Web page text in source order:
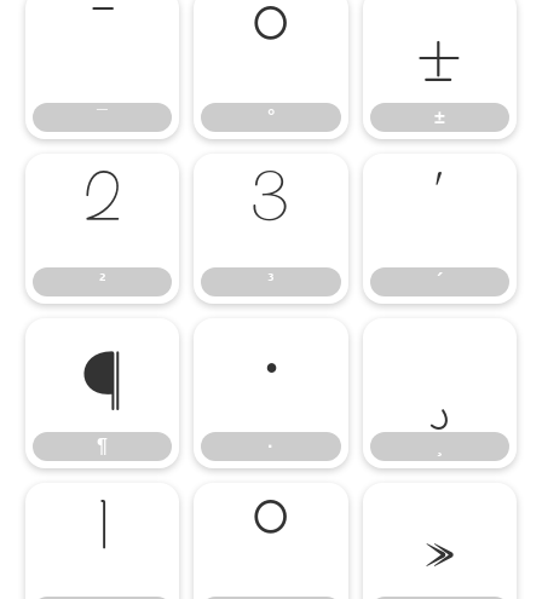
¯
°
°
±
±
²
²
³
³
´
´
¶
¶
·
·
¸
¹ º »